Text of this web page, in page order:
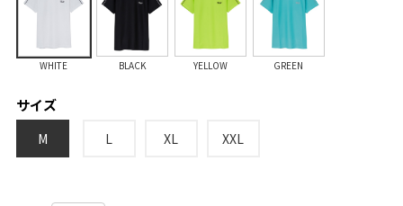
WHITE BLACK YELLOW GREEN
サイズ
M L XL XXL